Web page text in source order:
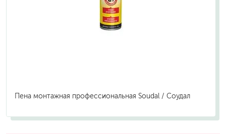
Пена монтажная профессиональная Soudal / Соудал